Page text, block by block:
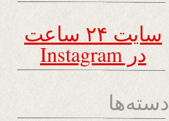
سایت ۲۴ ساعت
در Instagram
دسته‌ها